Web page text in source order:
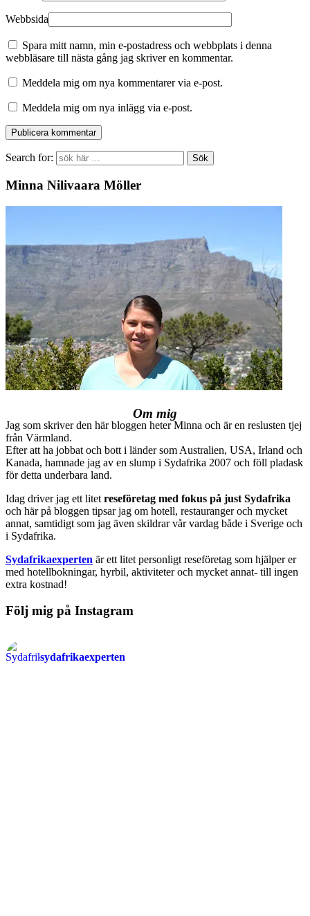
Webbsida
Spara mitt namn, min e-postadress och webbplats i denna
webbläsare till nästa gång jag skriver en kommentar.
Meddela mig om nya kommentarer via e-post.
Meddela mig om nya inlägg via e-post.
Search for:
Minna Nilivaara Möller
Om mig
Jag som skriver den här bloggen heter Minna och är en reslusten tjej
från Värmland.
Efter att ha jobbat och bott i länder som Australien, USA, Irland och
Kanada, hamnade jag av en slump i Sydafrika 2007 och föll pladask
för detta underbara land.
Idag driver jag ett litet reseföretag med fokus på just Sydafrika
och här på bloggen tipsar jag om hotell, restauranger och mycket
annat, samtidigt som jag även skildrar vår vardag både i Sverige och
i Sydafrika.
Sydafrikaexperten är ett litet personligt reseföretag som hjälper er
med hotellbokningar, hyrbil, aktiviteter och mycket annat- till ingen
extra kostnad!
Följ mig på Instagram
sydafrikaexperten